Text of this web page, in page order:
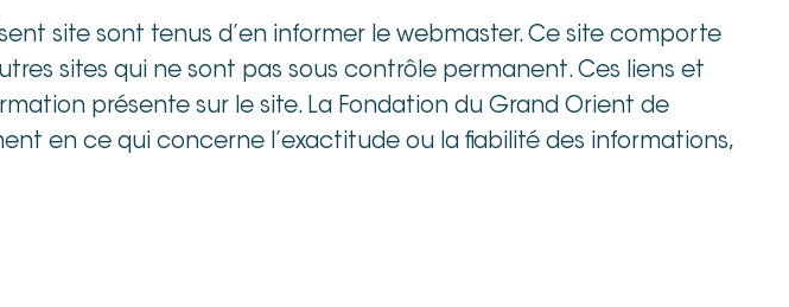
site sont tenus d’en informer le webmaster. Ce site comporte
sites qui ne sont pas sous contrôle permanent. Ces liens et
présente sur le site. La Fondation du Grand Orient de
en ce qui concerne l’exactitude ou la fiabilité des informations,